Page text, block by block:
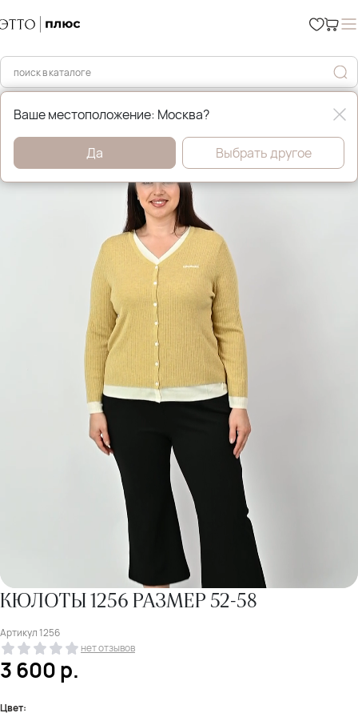
Главная Брюки и джинсы
КЮЛОТЫ 1256 РАЗМЕР 52-58
Артикул1256
нет отзывов
3 600р.
Цвет:
Ваше местоположение: Москва?
Да Выбрать другое